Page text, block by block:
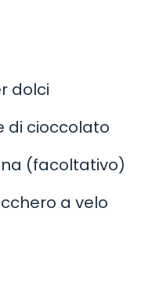
dolci
di cioccolato
(facoltativo)
a velo